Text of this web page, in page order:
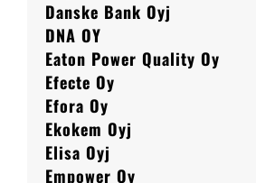
Danske Bank Oyj
DNA OY
Eaton Power Quality Oy
Efecte Oy
Efora Oy
Ekokem Oyj
Elisa Oyj
Empower Oy